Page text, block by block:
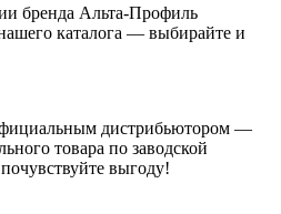
бренда Альта-Профиль
каталога — выбирайте и
дистрибьютором —
товара по заводской
выгоду!